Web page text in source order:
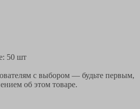
50 шт
с выбором — будьте первым,
об этом товаре.